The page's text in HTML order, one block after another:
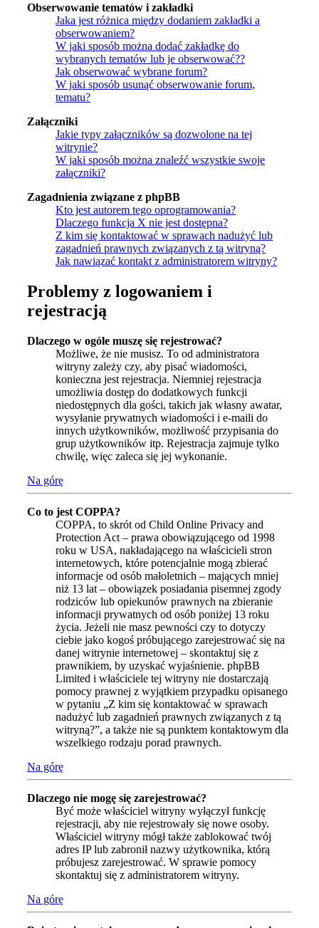
Obserwowanie tematów i zakładki
Jaka jest różnica między dodaniem zakładki a
obserwowaniem?
W jaki sposób można dodać zakładkę do
wybranych tematów lub je obserwować??
Jak obserwować wybrane forum?
W jaki sposób usunąć obserwowanie forum,
tematu?
Załączniki
Jakie typy załączników są dozwolone na tej
witrynie?
W jaki sposób można znaleźć wszystkie swoje
załączniki?
Zagadnienia związane z phpBB
Kto jest autorem tego oprogramowania?
Dlaczego funkcja X nie jest dostępna?
Z kim się kontaktować w sprawach nadużyć lub
zagadnień prawnych związanych z tą witryną?
Jak nawiązać kontakt z administratorem witryny?
Problemy z logowaniem i
rejestracją
Dlaczego w ogóle muszę się rejestrować?
Możliwe, że nie musisz. To od administratora
witryny zależy czy, aby pisać wiadomości,
konieczna jest rejestracja. Niemniej rejestracja
umożliwia dostęp do dodatkowych funkcji
niedostępnych dla gości, takich jak własny awatar,
wysyłanie prywatnych wiadomości i e-maili do
innych użytkowników, możliwość przypisania do
grup użytkowników itp. Rejestracja zajmuje tylko
chwilę, więc zaleca się jej wykonanie.
Na górę
Co to jest COPPA?
COPPA, to skrót od Child Online Privacy and
Protection Act – prawa obowiązującego od 1998
roku w USA, nakładającego na właścicieli stron
internetowych, które potencjalnie mogą zbierać
informacje od osób małoletnich – mających mniej
niż 13 lat – obowiązek posiadania pisemnej zgody
rodziców lub opiekunów prawnych na zbieranie
informacji prywatnych od osób poniżej 13 roku
życia. Jeżeli nie masz pewności czy to dotyczy
ciebie jako kogoś próbującego zarejestrować się na
danej witrynie internetowej – skontaktuj się z
prawnikiem, by uzyskać wyjaśnienie. phpBB
Limited i właściciele tej witryny nie dostarczają
pomocy prawnej z wyjątkiem przypadku opisanego
w pytaniu „Z kim się kontaktować w sprawach
nadużyć lub zagadnień prawnych związanych z tą
witryną?”, a także nie są punktem kontaktowym dla
wszelkiego rodzaju porad prawnych.
Na górę
Dlaczego nie mogę się zarejestrować?
Być może właściciel witryny wyłączył funkcję
rejestracji, aby nie rejestrowały się nowe osoby.
Właściciel witryny mógł także zablokować twój
adres IP lub zabronił nazwy użytkownika, którą
próbujesz zarejestrować. W sprawie pomocy
skontaktuj się z administratorem witryny.
Na górę